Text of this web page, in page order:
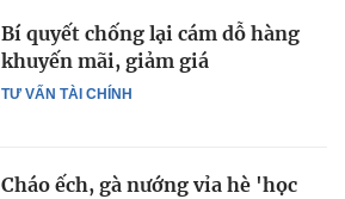
TƯ VẤN TÀI CHÍNH
Bí quyết chống lại cám dỗ hàng
khuyến mãi, giảm giá
Cháo ếch, gà nướng vỉa hè 'học